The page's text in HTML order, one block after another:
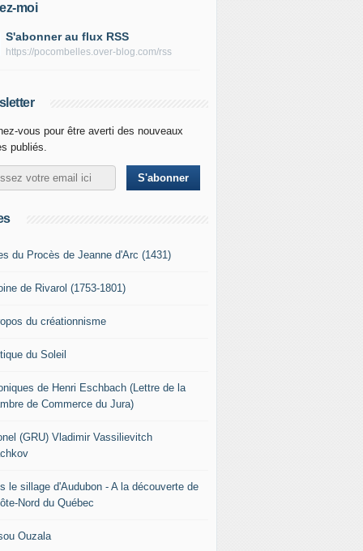
moi
S'abonner au flux RSS
https://pocombelles.over-blog.com/rss
vous pour être averti des nouveaux
publiés.
du Procès de Jeanne d'Arc (1431)
de Rivarol (1753-1801)
du créationnisme
du Soleil
de Henri Eschbach (Lettre de la
de Commerce du Jura)
(GRU) Vladimir Vassilievitch
le sillage d'Audubon - A la découverte de
Nord du Québec
Ouzala